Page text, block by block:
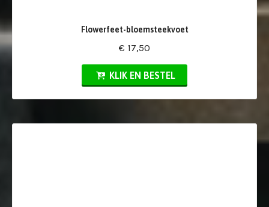
Flowerfeet-bloemsteekvoet
€ 17,50
KLIK EN BESTEL